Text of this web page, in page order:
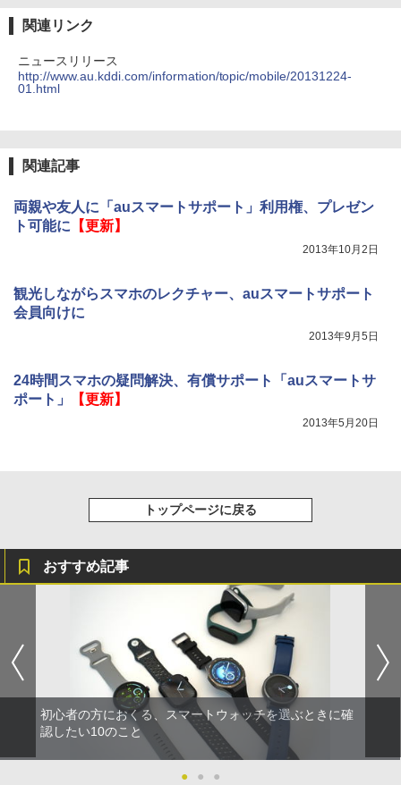
関連リンク
ニュースリリース
http://www.au.kddi.com/information/topic/mobile/20131224-
01.html
関連記事
両親や友人に「auスマートサポート」利用権、プレゼン
ト可能に 【更新】
2013年10月2日
観光しながらスマホのレクチャー、auスマートサポート
会員向けに
2013年9月5日
24時間スマホの疑問解決、有償サポート「auスマートサ
ポート」
【更新】
2013年5月20日
トップページに戻る
おすすめ記事
初心者の方におくる、スマートウォッチを選ぶときに確
認したい10のこと
● ● ●